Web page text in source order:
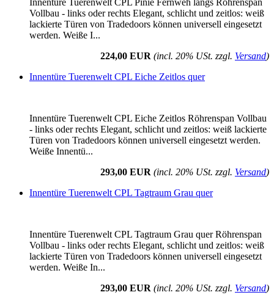
Innentüre Tuerenwelt CPL Pinie Fernweh längs Röhrenspan
Vollbau - links oder rechts Elegant, schlicht und zeitlos: weiß
lackierte Türen von Tradedoors können universell eingesetzt
werden. Weiße I...
224,00 EUR (incl. 20% USt. zzgl. Versand)
Innentüre Tuerenwelt CPL Eiche Zeitlos quer
Innentüre Tuerenwelt CPL Eiche Zeitlos Röhrenspan Vollbau
- links oder rechts Elegant, schlicht und zeitlos: weiß lackierte
Türen von Tradedoors können universell eingesetzt werden.
Weiße Innentü...
293,00 EUR (incl. 20% USt. zzgl. Versand)
Innentüre Tuerenwelt CPL Tagtraum Grau quer
Innentüre Tuerenwelt CPL Tagtraum Grau quer Röhrenspan
Vollbau - links oder rechts Elegant, schlicht und zeitlos: weiß
lackierte Türen von Tradedoors können universell eingesetzt
werden. Weiße In...
293,00 EUR (incl. 20% USt. zzgl. Versand)